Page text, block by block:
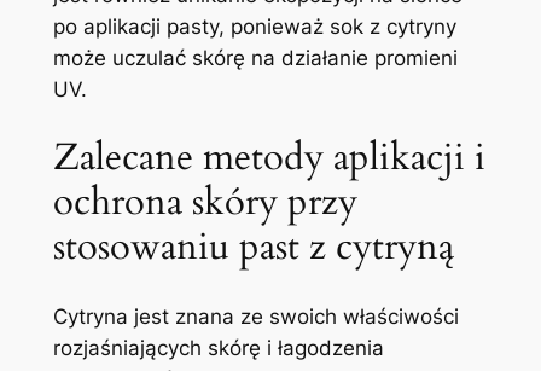
po​ aplikacji ⁣pasty, ponieważ ⁢sok z cytryny
może⁣ uczulać skórę na⁤ działanie⁣ promieni
UV.
Zalecane ‌metody aplikacji i
ochrona skóry ⁣przy
stosowaniu past z cytryną
Cytryna ‍jest znana ze swoich właściwości
rozjaśniających skórę i łagodzenia